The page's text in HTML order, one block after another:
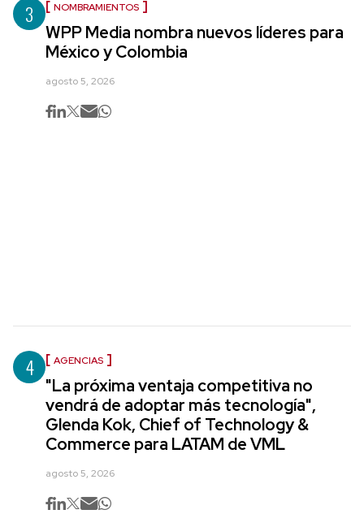
3 NOMBRAMIENTOS
WPP Media nombra nuevos líderes para
México y Colombia
agosto 5, 2026
4 AGENCIAS
"La próxima ventaja competitiva no
vendrá de adoptar más tecnología",
Glenda Kok, Chief of Technology &
Commerce para LATAM de VML
agosto 5, 2026